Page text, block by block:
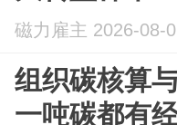
磁力雇主 2026-08-
组织碳核算
一吨碳都有